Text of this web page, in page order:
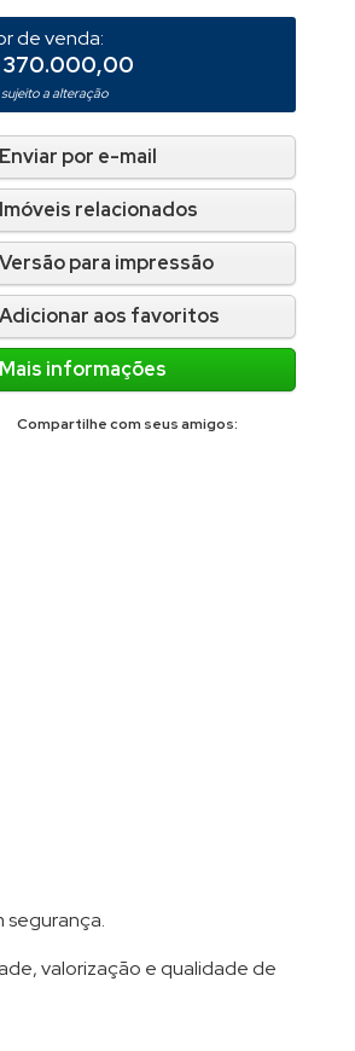
de venda:
370.000,00
sujeito a alteração
Enviar por e-mail
Imóveis relacionados
Versão para impressão
Adicionar aos favoritos
Mais informações
Compartilhe com seus amigos:
segurança.
valorização e qualidade de